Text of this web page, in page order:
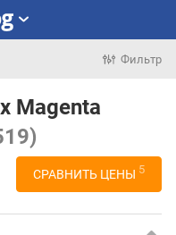
Фильтр
Magenta
СРАВНИТЬ ЦЕНЫ 5